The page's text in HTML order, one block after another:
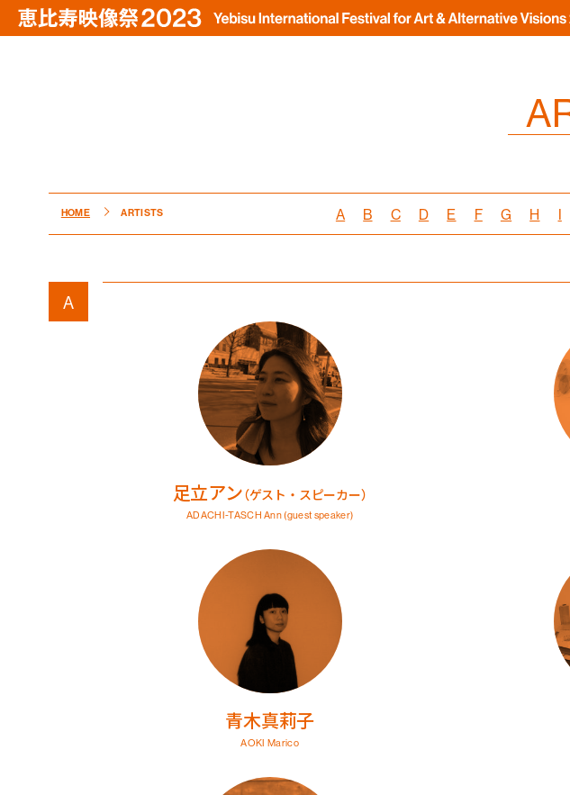
HOME ARTISTS A B C D E F G H I
A
足立アン（ゲスト・スピーカー）
ADACHI-TASCH Ann(guest speaker)
青木真莉子
AOKI Marico